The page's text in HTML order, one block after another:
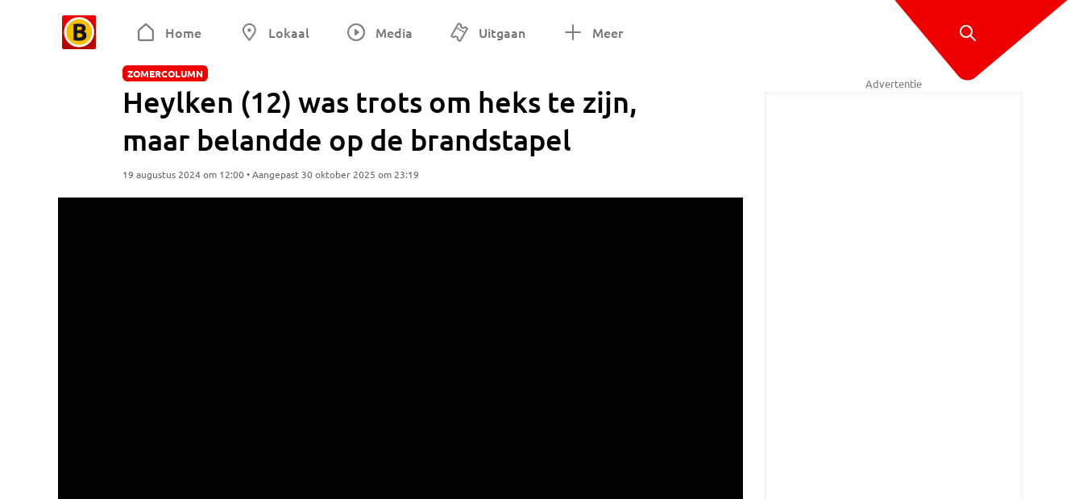
Home Lokaal Media Uitgaan Meer
ZOMERCOLUMN
Heylken (12) was trots om heks te zijn,
maar belandde op de brandstapel
19 augustus 2024 om 12:00 • Aangepast 30 oktober 2025 om 23:19
Advertentie